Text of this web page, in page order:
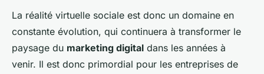
La réalité virtuelle sociale est donc un domaine en
constante évolution, qui continuera à transformer le
paysage du marketing digital dans les années à
venir. Il est donc primordial pour les entreprises de